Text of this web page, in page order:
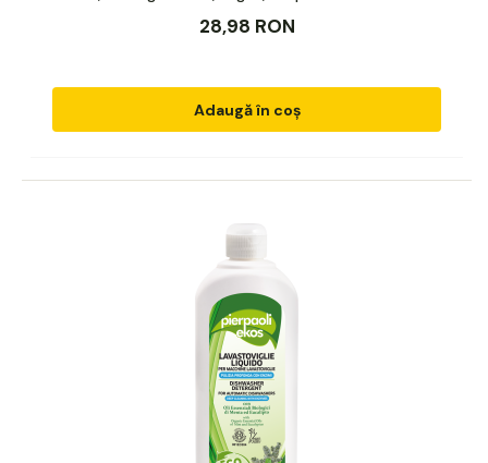
28,98 RON
Adaugă în coș